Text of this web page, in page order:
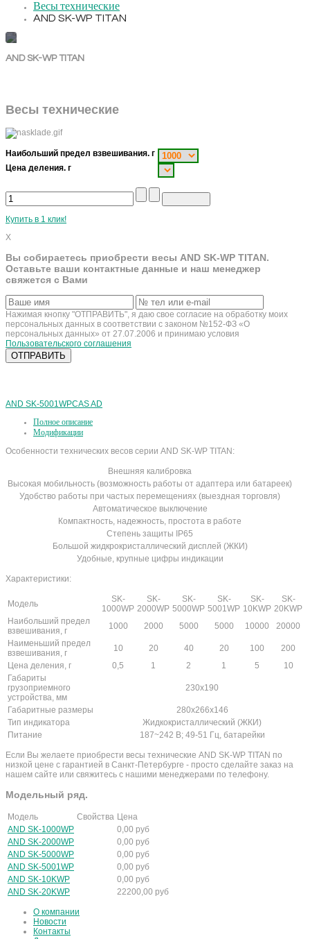
Весы технические
AND SK-WP TITAN
AND SK-WP TITAN
Весы технические
Наибольший предел взвешивания. г
Цена деления. г
Купить в 1 клик!
X
Вы собираетесь приобрести весы AND SK-WP TITAN.
Оставьте ваши контактные данные и наш менеджер
свяжется с Вами
Нажимая кнопку "ОТПРАВИТЬ", я даю свое согласие на обработку моих
персональных данных в соответствии с законом №152-ФЗ «О
персональных данных» от 27.07.2006 и принимаю условия
Пользовательского соглашения
AND SK-5001WPCAS AD
Полное описание
Модификации
Особенности технических весов серии AND SK-WP TITAN:
Внешняя калибровка
Высокая мобильность (возможность работы от адаптера или батареек)
Удобство работы при частых перемещениях (выездная торговля)
Автоматическое выключение
Компактность, надежность, простота в работе
Степень защиты IP65
Большой жидкрокристаллический дисплей (ЖКИ)
Удобные, крупные цифры индикации
Характеристики:
Модель
SK-
1000WP
SK-
2000WP
SK-
5000WP
SK-
5001WP
SK-
10KWP
SK-
20KWP
Наибольший предел
взвешивания, г
1000 2000 5000 5000 10000
20000
Наименьший предел
взвешивания, г
10 20 40 20 100
200
Цена деления, г
0,5 1 2 1 5
10
Габариты
грузоприемного
устройства, мм
230х190
Габаритные размеры
280х266х146
Тип индикатора
Жидкокристаллический (ЖКИ)
Питание
187~242 В; 49-51 Гц, батарейки
Если Вы желаете приобрести весы технические AND SK-WP TITAN по
низкой цене с гарантией в Санкт-Петербурге - просто сделайте заказ на
нашем сайте или свяжитесь с нашими менеджерами по телефону.
Модельный ряд.
Модель Свойства Цена
AND SK-1000WP
0,00 руб
AND SK-2000WP
0,00 руб
AND SK-5000WP
0,00 руб
AND SK-5001WP
0,00 руб
AND SK-10KWP
0,00 руб
AND SK-20KWP
22200,00 руб
О компании
Новости
Контакты